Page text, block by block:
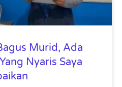
Murid, Ada
Nyaris Saya